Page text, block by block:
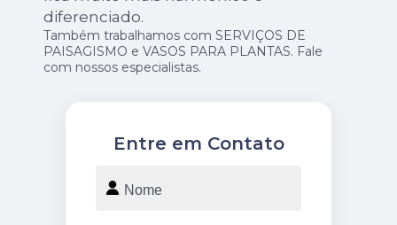
diferenciado.
Também trabalhamos com SERVIÇOS DE
PAISAGISMO e VASOS PARA PLANTAS. Fale
com nossos especialistas.
Entre em Contato